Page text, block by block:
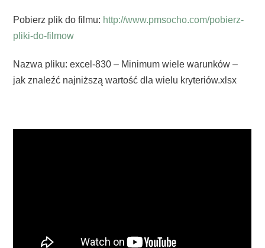
Pobierz plik do filmu: http://www.pmsocho.com/pobierz-
pliki-do-filmow
Nazwa pliku: excel-830 – Minimum wiele warunków –
jak znaleźć najniższą wartość dla wielu kryteriów.xlsx